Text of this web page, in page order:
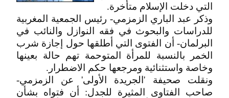
التي دخلت الإسلام متأخرة.
وذكر عبد الباري الزمزمي- رئيس الجمعية المغربية
للدراسات والبحوث في فقه النوازل والنائب في
البرلمان- أن الفتوى التي أطلقها حول إجازة شرب
الخمر بالنسبة للمرأة المتوحمة تهم حالة بعينها
وخاصة واستثنائية ومرجعها حكم الاضطرار.
ونقلت صحيفة 'الجريدة الأولى' عن الزمزمي-
صاحب الفتاوى المثيرة للجدل: أن فتواه بشأن